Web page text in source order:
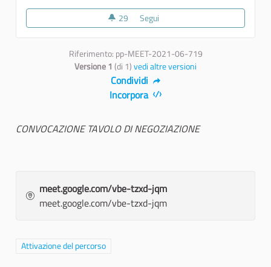
29 29 sostenitori
Segui
Riferimento: pp-MEET-2021-06-719
Versione 1 (di 1)vedi altre versioni
Condividi
Incorpora
CONVOCAZIONE TAVOLO DI NEGOZIAZIONE
meet.google.com/vbe-tzxd-jqm
meet.google.com/vbe-tzxd-jqm
Filtra i risultati per categoria: Attivazione del percorso
Attivazione del percorso